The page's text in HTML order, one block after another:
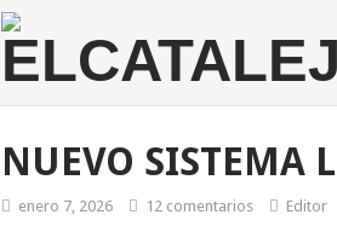
NUEVO SISTEMA
enero 7, 2026 12 comentarios Editor